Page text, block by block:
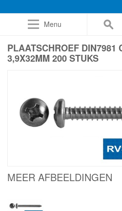
Menu
PLAATSCHROEF DIN7981
3,9X32MM 200 STUKS
MEER AFBEELDINGEN